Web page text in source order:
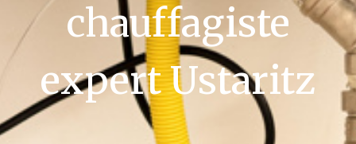
chauffagiste
expert Ustaritz